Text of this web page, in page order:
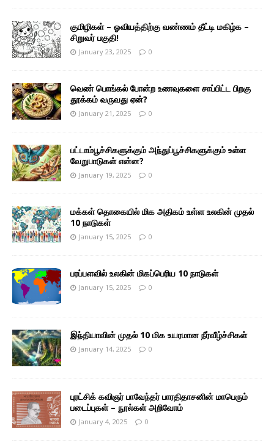
குமிழிகள் – ஓவியத்திற்கு வண்ணம் தீட்டி மகிழ்க –
சிறுவர் பகுதி!
January 23, 2025 0
வெண் பொங்கல் போன்ற உணவுகளை சாப்பிட்ட பிறகு
தூக்கம் வருவது ஏன்?
January 21, 2025 0
பட்டாம்பூச்சிகளுக்கும் அந்துப்பூச்சிகளுக்கும் உள்ள
வேறுபாடுகள் என்ன?
January 19, 2025 0
மக்கள் தொகையில் மிக அதிகம் உள்ள உலகின் முதல்
10 நாடுகள்
January 15, 2025 0
பரப்பளவில் உலகின் மிகப்பெரிய 10 நாடுகள்
January 15, 2025 0
இந்தியாவின் முதல் 10 மிக உயரமான நீர்வீழ்ச்சிகள்
January 14, 2025 0
புரட்சிக் கவிஞர் பாவேந்தர் பாரதிதாசனின் மாபெரும்
படைப்புகள் – நூல்கள் அறிவோம்
January 4, 2025 0